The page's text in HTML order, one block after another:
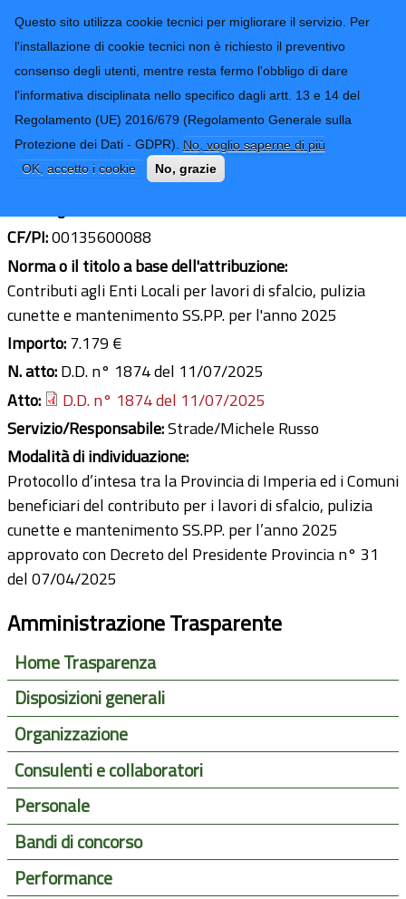
Questo sito utilizza cookie tecnici per migliorare il servizio. Per
l'installazione di cookie tecnici non è richiesto il preventivo
consenso degli utenti, mentre resta fermo l'obbligo di dare
l'informativa disciplinata nello specifico dagli artt. 13 e 14 del
Regolamento (UE) 2016/679 (Regolamento Generale sulla
Protezione dei Dati - GDPR). No, voglio saperne di più
OK, accetto i cookie
No, grazie
Provincia di
Imperia
CONTATTI-URP
TRASPARENZA
Form di ricerca
Comune di Villa Faraldi
Ultimo aggiornamento: 19/08/2025 - 08:14
CF/PI:00135600088
Norma o il titolo a base dell'attribuzione:
Contributi agli Enti Locali per lavori di sfalcio, pulizia
cunette e mantenimento SS.PP. per l'anno 2025
Importo:7.179 €
N. atto:D.D. n° 1874 del 11/07/2025
Atto:
D.D. n° 1874 del 11/07/2025
Servizio/Responsabile:Strade/Michele Russo
Modalità di individuazione:
Protocollo d’intesa tra la Provincia di Imperia ed i Comuni
beneficiari del contributo per i lavori di sfalcio, pulizia
cunette e mantenimento SS.PP. per l’anno 2025
approvato con Decreto del Presidente Provincia n° 31
del 07/04/2025
Amministrazione Trasparente
Home Trasparenza
Disposizioni generali
Organizzazione
Consulenti e collaboratori
Personale
Bandi di concorso
Performance